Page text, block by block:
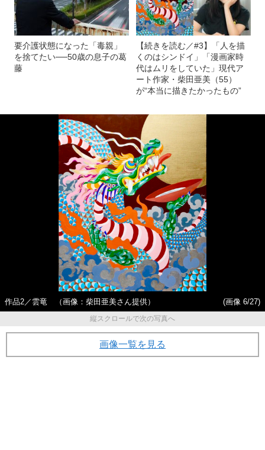
要介護状態になった「毒親」
を捨てたい──50歳の息子の葛
藤
【続きを読む／#3】「人を描
くのはシンドイ」「漫画家時
代はムリをしていた」現代ア
ート作家・柴田亜美（55）
が“本当に描きたかったもの”
作品2／雲竜 （画像：柴田亜美さん提供）
(画像 6/27)
縦スクロールで次の写真へ
画像一覧を見る